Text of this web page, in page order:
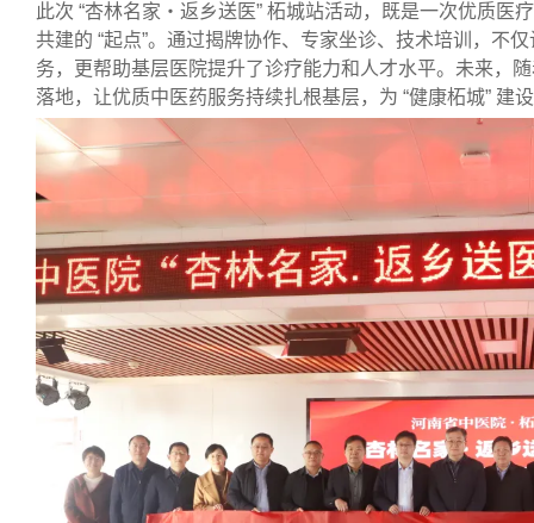
此次 “杏林名家・返乡送医” 柘城站活动，既是一次优质医
共建的 “起点”。通过揭牌协作、专家坐诊、技术培训，不
务，更帮助基层医院提升了诊疗能力和人才水平。未来，
落地，让优质中医药服务持续扎根基层，为 “健康柘城” 建